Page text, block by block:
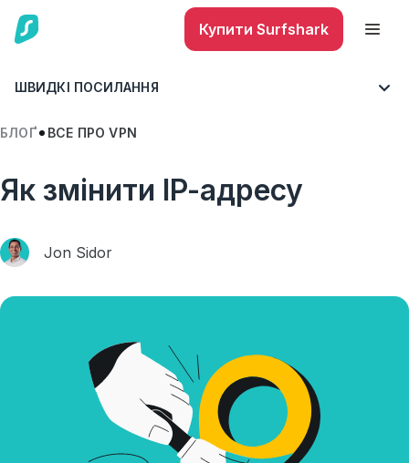
Купити Surfshark
ШВИДКІ ПОСИЛАННЯ
БЛОҐ ВСЕ ПРО VPN
Як змінити IP-адресу
Jon Sidor